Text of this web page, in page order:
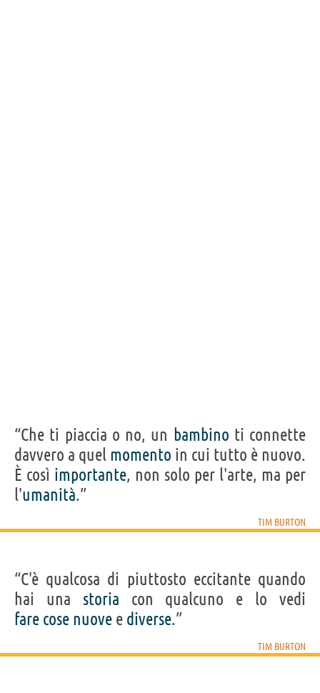
“Che ti piaccia o no, un bambino ti connette
davvero a quel momento in cui tutto è nuovo.
È così importante, non solo per l'arte, ma per
l'umanità.”
TIM BURTON
“C'è qualcosa di piuttosto eccitante quando
hai una storia con qualcuno e lo vedi
fare cose nuove e diverse.”
TIM BURTON